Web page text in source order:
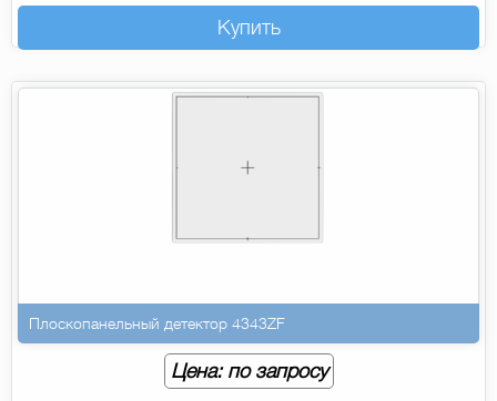
Купить
Плоскопанельный детектор 4343ZF
Цена: по запросу